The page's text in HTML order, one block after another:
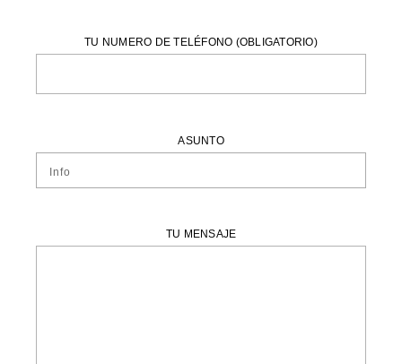
TU NUMERO DE TELÉFONO (OBLIGATORIO)
ASUNTO
TU MENSAJE